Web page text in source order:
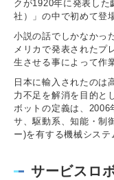
クが1920年に発表し
社）」の中で初めて登
小説の話でしかなかっ
メリカで発表されたプ
生させる事によって作
日本に輸入されたのは
力不足を解消を目的と
ボットの定義は、2006
サ、駆動系、知能・制
ー)を有する機械システ
サービスロ